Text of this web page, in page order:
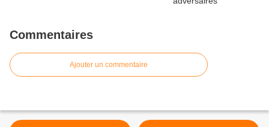
Commentaires
Ajouter un commentaire